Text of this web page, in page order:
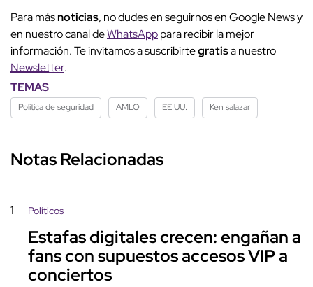
Para másnoticias, no dudes en seguirnos en Google News y
en nuestro canal deWhatsApppara recibir la mejor
información. Te invitamos a suscribirtegratisa nuestro
Newsletter.
TEMAS
Política de seguridad AMLO EE.UU. Ken salazar
Notas Relacionadas
1 Políticos
Estafas digitales crecen: engañan a
fans con supuestos accesos VIP a
conciertos